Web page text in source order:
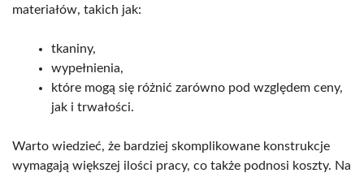
materiałów, takich jak:
tkaniny,
wypełnienia,
które mogą się różnić zarówno pod względem ceny,
jak i trwałości.
Warto wiedzieć, że bardziej skomplikowane konstrukcje
wymagają większej ilości pracy, co także podnosi koszty. Na